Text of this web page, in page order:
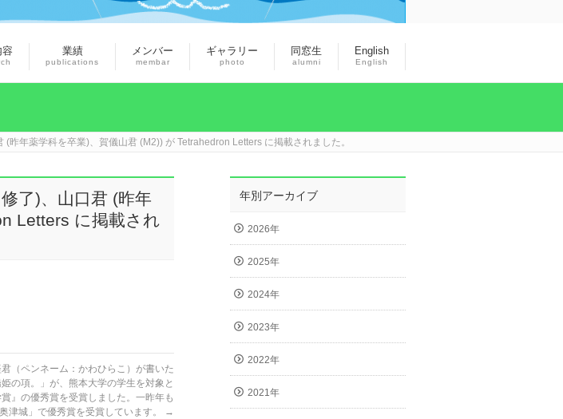
業績
publications
メンバー
membar
ギャラリー
photo
同窓生
alumni
English
English
昨年薬学科を卒業)、賀儀山君 (M2)) が Tetrahedron Letters に掲載されました。
了)、山口君 (昨年
Letters に掲載され
（ペンネーム：かわひらこ）が書いた
の項。」が、熊本大学の学生を対象と
』の優秀賞を受賞しました。一昨年も
奥津城」で優秀賞を受賞しています。
→
年別アーカイブ
2026年
2025年
2024年
2023年
2022年
2021年